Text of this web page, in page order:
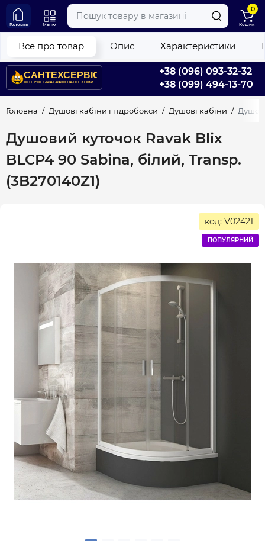
+38 (096) 093-32-32
+38 (099) 494-13-70
Головна Меню
0
Кошик
Головна Душові кабіни і гідробокси Душові кабіни
Душовий куточок Ravak Blix
BLCP4 90 Sabina, білий, Transp.
(3B270140Z1)
Все про товар Опис Характеристики
код: V02421
ПОПУЛЯРНИЙ